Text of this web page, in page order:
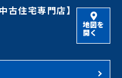
古住宅専門店】
地図を
開く